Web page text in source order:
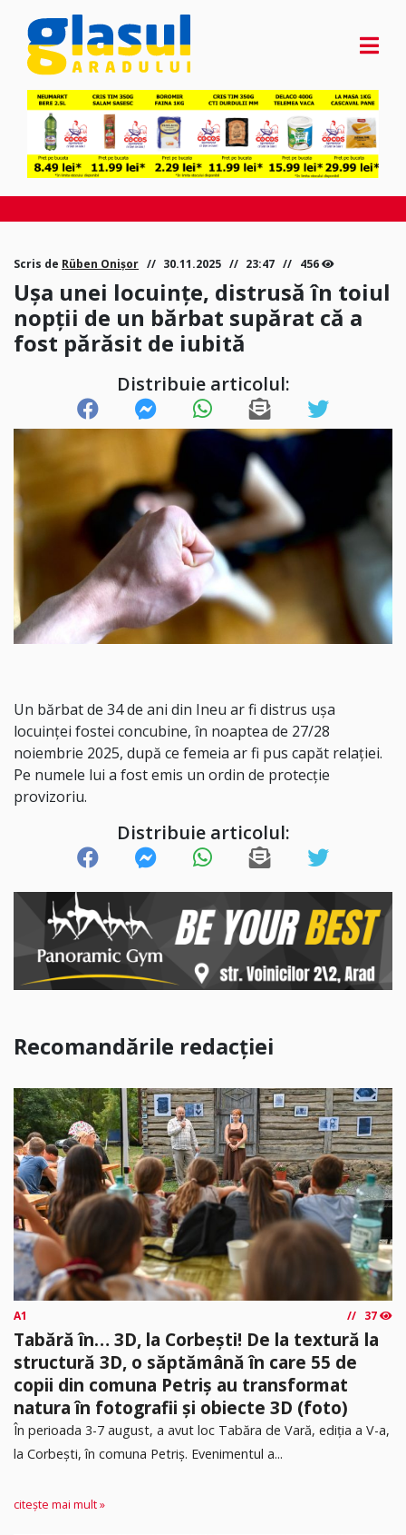
Scris de Rüben Onișor 30.11.2025 23:47 456
Ușa unei locuințe, distrusă în toiul
nopții de un bărbat supărat că a
fost părăsit de iubită
Distribuie articolul:
Un bărbat de 34 de ani din Ineu ar fi distrus ușa
locuinței fostei concubine, în noaptea de 27/28
noiembrie 2025, după ce femeia ar fi pus capăt relației.
Pe numele lui a fost emis un ordin de protecție
provizoriu.
Distribuie articolul:
Recomandările redacției
A1 37
Tabără în… 3D, la Corbești! De la textură la
structură 3D, o săptămână în care 55 de
copii din comuna Petriș au transformat
natura în fotografii și obiecte 3D (foto)
În perioada 3-7 august, a avut loc Tabăra de Vară, ediția a V-a,
la Corbești, în comuna Petriș. Evenimentul a...
citește mai mult »